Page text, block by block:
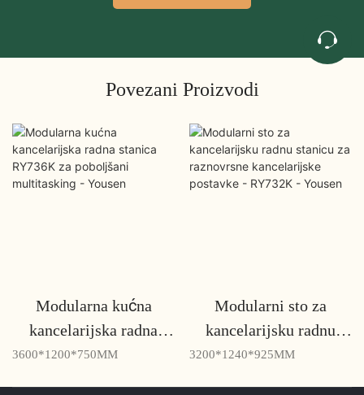
Povezani Proizvodi
Modularna kućna
kancelarijska radna
stanica RY736K za
3600*1200*750MM
Modularni sto za
kancelarijsku radnu
stanicu za raznovrsne
3200*1240*925MM